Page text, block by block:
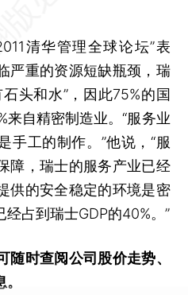
清华管理全球论坛”表
严重的资源短缺瓶颈，瑞
头和水”，因此75%的国
来自精密制造业。“服务业
手工的制作。”他说，“服
障，瑞士的服务产业已经
供的安全稳定的环境是密
占到瑞士GDP的40%。”
随时查阅公司股价走势、